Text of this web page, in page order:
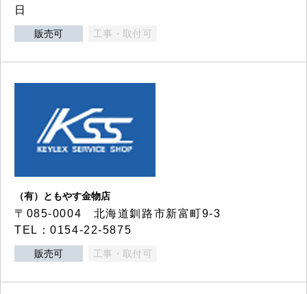
日
販売可 工事・取付可
（有）ともやす金物店
〒085-0004 北海道釧路市新富町9-3
TEL：0154-22-5875
販売可 工事・取付可